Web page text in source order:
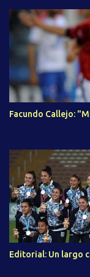
Facundo Callejo:
Editorial: Un largo